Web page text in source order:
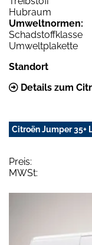
Hubraum
Umweltnormen:
Schadstoffklasse
Umweltplakette
Standort
Details zum
Citroën Jumper 35+
Preis:
MWSt: